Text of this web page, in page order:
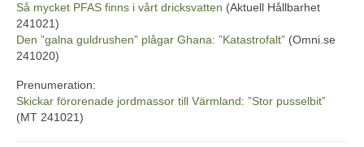
Så mycket PFAS finns i vårt dricksvatten (Aktuell Hållbarhet
241021)
Den ”galna guldrushen” plågar Ghana: ”Katastrofalt” (Omni.se
241020)
Prenumeration:
Skickar förorenade jordmassor till Värmland: ”Stor pusselbit”
(MT 241021)